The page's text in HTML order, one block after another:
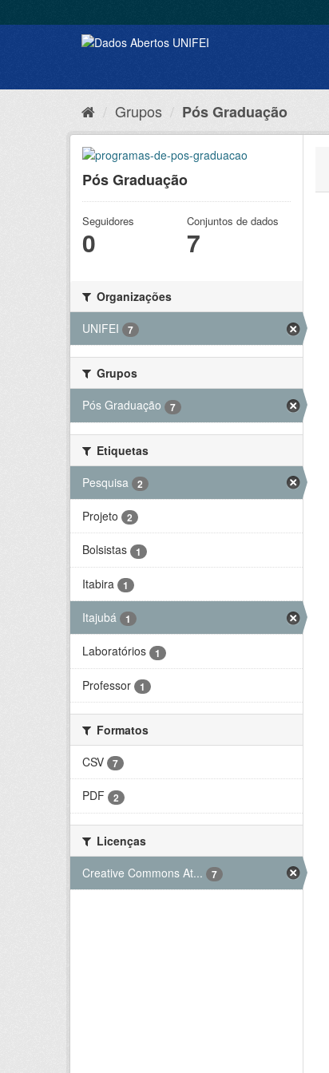
Grupos Pós Graduação
Pós Graduação
Seguidores
0
Conjuntos de dados
7
Organizações
UNIFEI
7
Grupos
Pós Graduação
7
Etiquetas
Pesquisa
2
Projeto 2
Bolsistas 1
Itabira 1
Itajubá 1
Laboratórios 1
Professor 1
Formatos
CSV
7
PDF 2
Licenças
Creative Commons At...
7